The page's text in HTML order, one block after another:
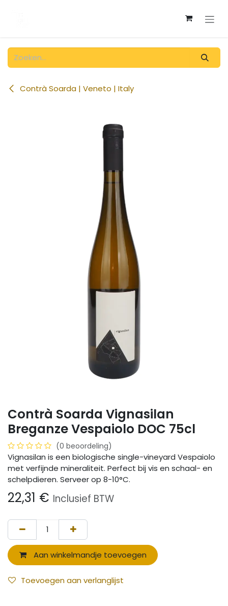
Contrà Soarda | Veneto | Italy
Contrà Soarda Vignasilan
Breganze Vespaiolo DOC 75cl
(0 beoordeling)
Vignasilan is een biologische single-vineyard Vespaiolo
met verfijnde mineraliteit. Perfect bij vis en schaal- en
schelpdieren. Serveer op 8-10°C.
22,31 € Inclusief BTW
Aan winkelmandje toevoegen
Toevoegen aan verlanglijst